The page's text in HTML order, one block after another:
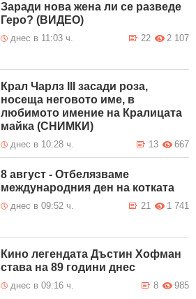
Заради нова жена ли се разведе
Геро? (ВИДЕО)
днес в 11:03 ч. 2 107
22
Крал Чарлз III засади роза,
носеща неговото име, в
любимото имение на Кралицата
майка (СНИМКИ)
днес в 10:28 ч. 667
13
8 август - Отбелязваме
международния ден на котката
днес в 09:52 ч. 1 741
21
Кино легендата Дъстин Хофман
става на 89 години днес
днес в 09:16 ч. 985
8